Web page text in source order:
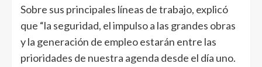
Sobre sus principales líneas de trabajo, explicó
que “la seguridad, el impulso a las grandes obras
y la generación de empleo estarán entre las
prioridades de nuestra agenda desde el día uno.